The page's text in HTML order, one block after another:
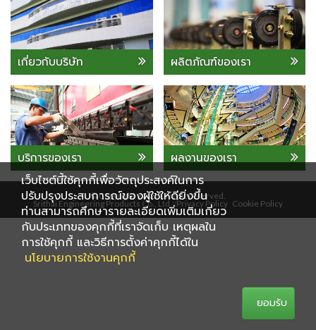
เกี่ยวกับบริษัท ผลิตภัณฑ์ของเรา
บริการของเรา ผลงานของเรา
© Copyright 2008 All right reserved.
Srithai Engineering Products Co., Ltd.::Privacy Policy Cookie Policy
เว็บไซต์นี้ใช้คุกกี้เพื่อวัตถุประสงค์ในการ
ปรับปรุงประสบการณ์ของผู้ใช้ให้ดียิ่งขึ้น
ท่านสามารถศึกษารายละเอียดเพิ่มเติมเกี่ยว
กับประเภทของคุกกี้ที่เราจัดเก็บ เหตุผลใน
การใช้คุกกี้ และวิธีการตั้งค่าคุกกี้ได้ใน
นโยบายการใช้งานคุกกี้
ยอมรับ